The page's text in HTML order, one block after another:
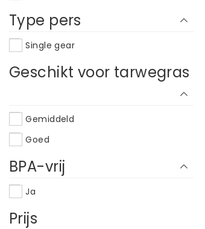
Type pers
Single gear
Geschikt voor tarwegras
Gemiddeld
Goed
BPA-vrij
Ja
Prijs